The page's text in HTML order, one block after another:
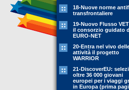
18-Nuove norme
transfrontaliere
19-Nuovo Flusso
il consorzio guidato
EURO-NET
20-Entra nel vivo
attività il progetto
WARRIOR
21-DiscoverEU:
oltre 36 000 giovani
europei per i viaggi
in Europa (prima